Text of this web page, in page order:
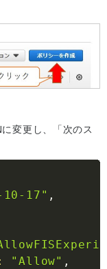
変更し、「次のス
10-17" ,
"Allow" ,